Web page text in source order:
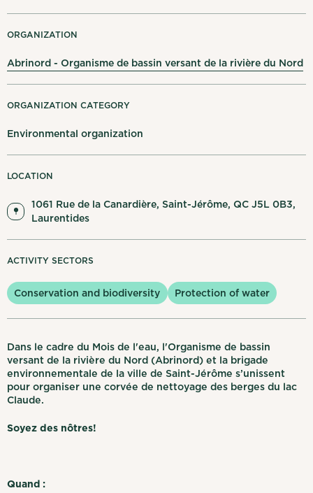
ORGANIZATION
Abrinord - Organisme de bassin versant de la rivière du Nord
ORGANIZATION CATEGORY
Environmental organization
LOCATION
1061 Rue de la Canardière, Saint-Jérôme, QC J5L 0B3,
Laurentides
ACTIVITY SECTORS
Conservation and biodiversity Protection of water
Dans le cadre du Mois de l'eau, l'Organisme de bassin
versant de la rivière du Nord (Abrinord) et la brigade
environnementale de la ville de Saint-Jérôme s’unissent
pour organiser une corvée de nettoyage des berges du lac
Claude.
Soyez des nôtres!
Quand :